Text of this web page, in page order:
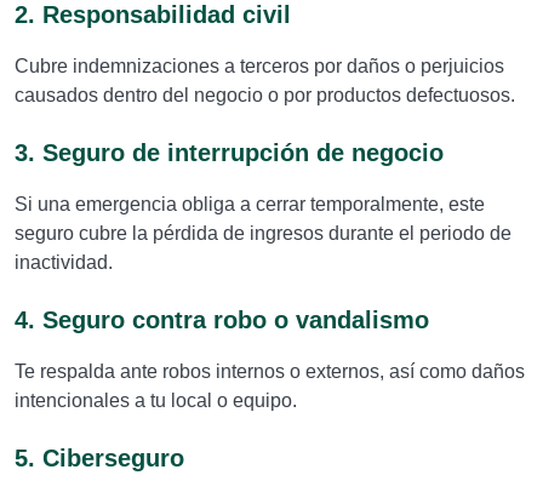
2. Responsabilidad civil
Cubre indemnizaciones a terceros por daños o perjuicios
causados dentro del negocio o por productos defectuosos.
3. Seguro de interrupción de negocio
Si una emergencia obliga a cerrar temporalmente, este
seguro cubre la pérdida de ingresos durante el periodo de
inactividad.
4. Seguro contra robo o vandalismo
Te respalda ante robos internos o externos, así como daños
intencionales a tu local o equipo.
5. Ciberseguro